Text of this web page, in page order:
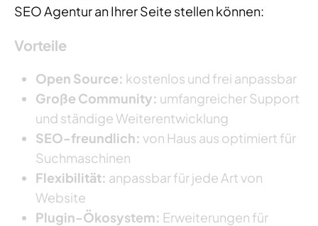
SEO Agentur an Ihrer Seite stellen können:
Vorteile
Open Source: kostenlos und frei anpassbar
Große Community: umfangreicher Support
und ständige Weiterentwicklung
SEO-freundlich: von Haus aus optimiert für
Suchmaschinen
Flexibilität: anpassbar für jede Art von
Website
Plugin-Ökosystem: Erweiterungen für